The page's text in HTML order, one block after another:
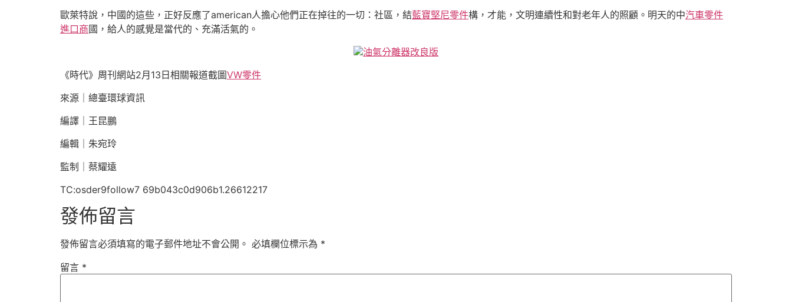
歐萊特說，中國的這些，正好反應了american人擔心他們正在掉往的一切：社區，結藍寶堅尼零件構，才能，文明連續性和對老年人的照顧。明天的中汽車零件
進口商國，給人的感覺是當代的、充滿活氣的。
油氣分離器改良版
《時代》周刊網站2月13日相關報道截圖VW零件
來源｜總臺環球資訊
編譯｜王昆鵬
編輯｜朱宛玲
監制｜蔡耀遠
TC:osder9follow7 69b043c0d906b1.26612217
發佈留言
發佈留言必須填寫的電子郵件地址不會公開。 必填欄位標示為 *
留言 *